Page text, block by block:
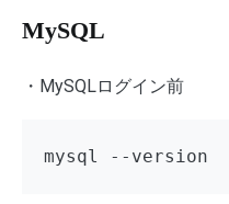
MySQL
・MySQLログイン前
mysql --version